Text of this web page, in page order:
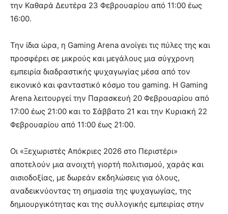
την Καθαρά Δευτέρα 23 Φεβρουαρίου από 11:00 έως
16:00.
Την ίδια ώρα, η Gaming Arena ανοίγει τις πύλες της και
προσφέρει σε μικρούς και μεγάλους μια σύγχρονη
εμπειρία διαδραστικής ψυχαγωγίας μέσα από τον
εικονικό και φανταστικό κόσμο του gaming. Η Gaming
Arena λειτουργεί την Παρασκευή 20 Φεβρουαρίου από
17:00 έως 21:00 και το Σάββατο 21 και την Κυριακή 22
Φεβρουαρίου από 11:00 έως 21:00.
Οι «Ξεχωριστές Απόκριες 2026 στο Περιστέρι»
αποτελούν μια ανοιχτή γιορτή πολιτισμού, χαράς και
αισιοδοξίας, με δωρεάν εκδηλώσεις για όλους,
αναδεικνύοντας τη σημασία της ψυχαγωγίας, της
δημιουργικότητας και της συλλογικής εμπειρίας στην